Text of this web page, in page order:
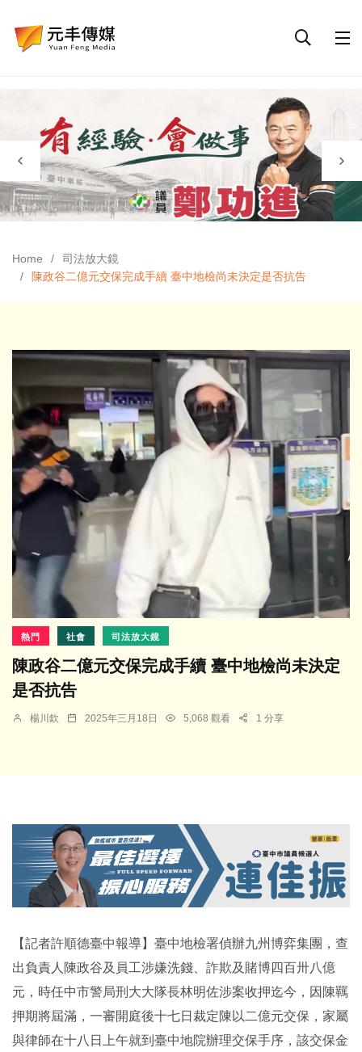
Home
司法放大鏡
陳政谷二億元交保完成手續 臺中地檢尚未決定是否抗告
熱門 社會 司法放大鏡
陳政谷二億元交保完成手續 臺中地檢尚未決定
是否抗告
楊川欽 2025年三月18日 5,068 觀看 1 分享
【記者許順德臺中報導】臺中地檢署偵辦九州博弈集團，查
出負責人陳政谷及員工涉嫌洗錢、詐欺及賭博四百卅八億
元，時任中市警局刑大大隊長林明佐涉案收押迄今，因陳羈
押期將屆滿，一審開庭後十七日裁定陳以二億元交保，家屬
與律師在十八日上午就到臺中地院辦理交保手序，該交保金